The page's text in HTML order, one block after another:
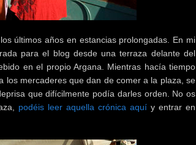
últimos años en estancias prolongadas. En mi
para el blog desde una terraza delante del
en el propio Argana. Mientras hacía tiempo
los mercaderes que dan de comer a la plaza, se
que difícilmente podía darles orden. No os
podéis leer aquella crónica aquíy entrar en